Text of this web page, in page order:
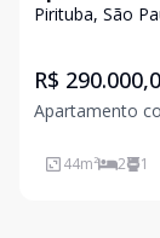
Pirituba, São
R$
Apartamento
44m² 2 1